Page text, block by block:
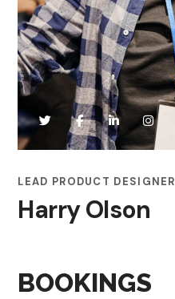
LEAD PRODUCT DESIGNER
Harry Olson
BOOKINGS